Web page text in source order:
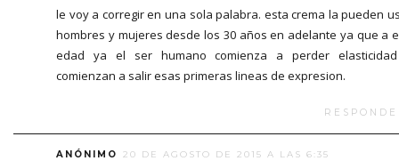
le voy a corregir en una sola palabra. esta crema la pueden
hombres y mujeres desde los 30 años en adelante ya que a
edad ya el ser humano comienza a perder
comienzan a salir esas primeras lineas de expresion.
ANÓNIMO 20 DE AGOSTO DE 2015 A LAS 6:35